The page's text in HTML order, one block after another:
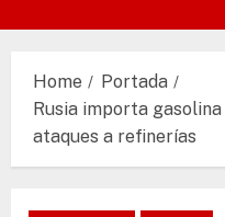
Home
Portada
Rusia importa
ataques a refinerías